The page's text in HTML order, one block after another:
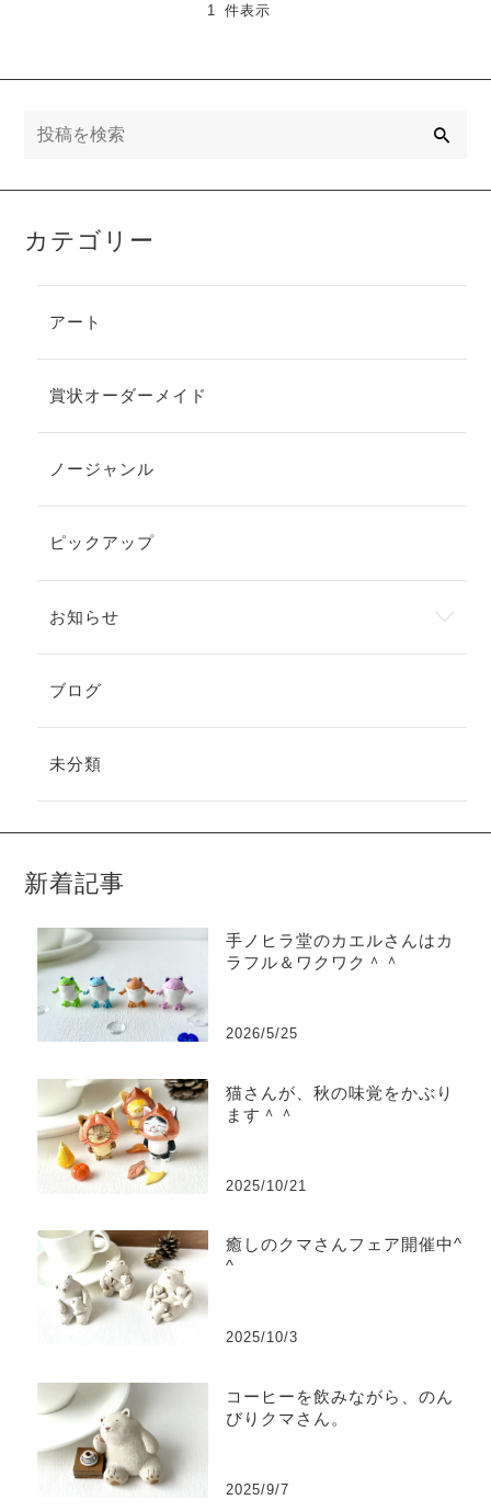
1 件表示
カテゴリー
アート
賞状オーダーメイド
ノージャンル
ピックアップ
お知らせ
ブログ
未分類
新着記事
手ノヒラ堂のカエルさんはカ
ラフル＆ワクワク＾＾
2026/5/25
猫さんが、秋の味覚をかぶり
ます＾＾
2025/10/21
癒しのクマさんフェア開催中^
^
2025/10/3
コーヒーを飲みながら、のん
びりクマさん。
2025/9/7